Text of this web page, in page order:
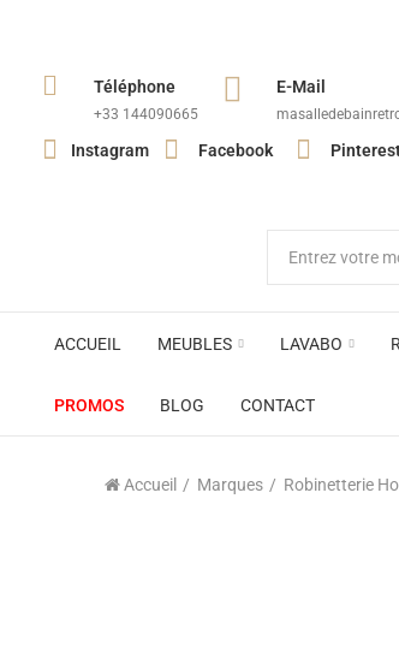
Téléphone
+33 144090665​
E-Mail
Instagram Facebook
ACCUEIL MEUBLES LAVABO
PROMOS BLOG CONTACT
Accueil Marques Robinetterie